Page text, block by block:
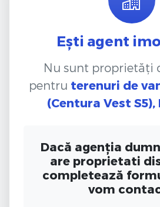
Ești agent
Nu sunt proprietăți
pentru terenuri de
(Centura Vest
Dacă agenția
are proprietati
completează
vom